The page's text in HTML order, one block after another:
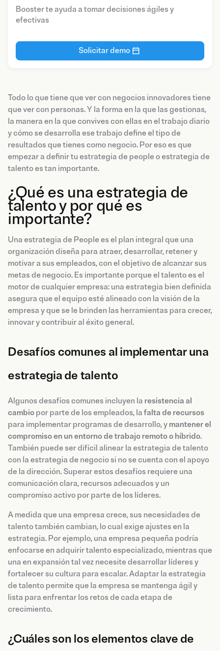
Booster te ayuda a tomar decisiones ágiles y
efectivas
Solicitar demo
Todo lo que tiene que ver con negocios innovadores tiene
que ver con personas. Y la forma en la que las gestionas,
la manera en la que convives con ellas en el trabajo diario
y cómo se desarrolla ese trabajo define el tipo de
resultados que tienes como negocio. Por eso es que
empezar a definir tu estrategia de people o estrategia de
talento es tan importante.
¿Qué es una estrategia de
talento y por qué es
importante?
Una estrategia de People es el plan integral que una
organización diseña para atraer, desarrollar, retener y
motivar a sus empleados, con el objetivo de alcanzar sus
metas de negocio. Es importante porque el talento es el
motor de cualquier empresa: una estrategia bien definida
asegura que el equipo esté alineado con la visión de la
empresa y que se le brinden las herramientas para crecer,
innovar y contribuir al éxito general.
Desafíos comunes al implementar una
estrategia de talento
Algunos desafíos comunes incluyen la resistencia al
cambio por parte de los empleados, la falta de recursos
para implementar programas de desarrollo, y mantener el
compromiso en un entorno de trabajo remoto o híbrido.
También puede ser difícil alinear la estrategia de talento
con la estrategia de negocio si no se cuenta con el apoyo
de la dirección. Superar estos desafíos requiere una
comunicación clara, recursos adecuados y un
compromiso activo por parte de los líderes.
A medida que una empresa crece, sus necesidades de
talento también cambian, lo cual exige ajustes en la
estrategia. Por ejemplo, una empresa pequeña podría
enfocarse en adquirir talento especializado, mientras que
una en expansión tal vez necesite desarrollar líderes y
fortalecer su cultura para escalar. Adaptar la estrategia
de talento permite que la empresa se mantenga ágil y
lista para enfrentar los retos de cada etapa de
crecimiento.
¿Cuáles son los elementos clave de